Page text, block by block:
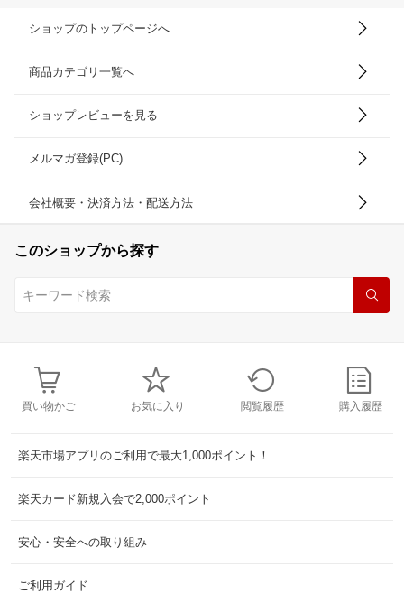
ショップのトップページへ
商品カテゴリ一覧へ
ショップレビューを見る
メルマガ登録(PC)
会社概要・決済方法・配送方法
このショップから探す
買い物かご お気に入り 閲覧履歴 購入履歴
楽天市場アプリのご利用で最大1,000ポイント！
楽天カード新規入会で2,000ポイント
安心・安全への取り組み
ご利用ガイド